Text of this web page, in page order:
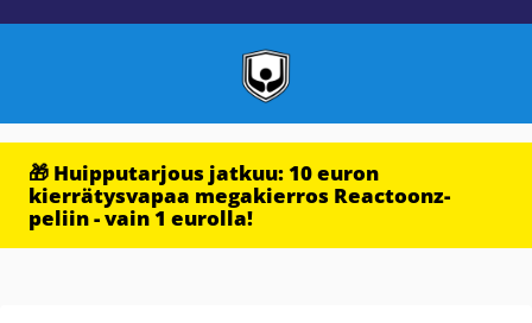
🎁 Huipputarjous jatkuu: 10 euron
kierrätysvapaa megakierros Reactoonz-
peliin - vain 1 eurolla!